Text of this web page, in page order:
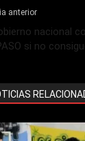
anterior
nacional
si no